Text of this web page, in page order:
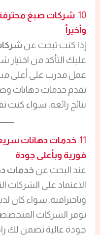
10. شركات صبغ محترفة
وأخيراً
إذا كنت تبحث عن
عليك التأكد من
عمل مدرب على أعلى
تقدم خدمات دهانات
نتائج رائعة، سواء كنت
11. خدمات دهانات
فورية وبأعلى جودة
عند البحث عن خدمات
الاعتماد على الشركات
وباحترافية. سواء كان
توفر الشركات
جودة عالية تضمن لك